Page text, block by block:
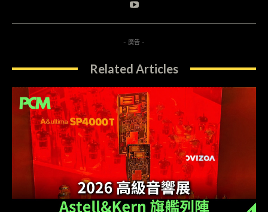
- 廣告 -
Related Articles